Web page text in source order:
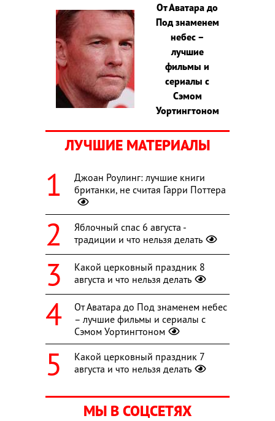
От Аватара до
Под знаменем
небес –
лучшие
фильмы и
сериалы с
Сэмом
Уортингтоном
ЛУЧШИЕ МАТЕРИАЛЫ
Джоан Роулинг: лучшие книги
британки, не считая Гарри Поттера
Яблочный спас 6 августа -
традиции и что нельзя делать
Какой церковный праздник 8
августа и что нельзя делать
От Аватара до Под знаменем небес
– лучшие фильмы и сериалы с
Сэмом Уортингтоном
Какой церковный праздник 7
августа и что нельзя делать
МЫ В СОЦСЕТЯХ